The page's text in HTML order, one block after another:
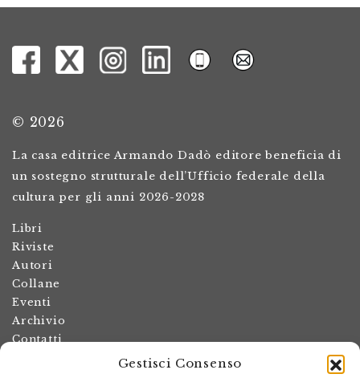
Gestisci Consenso
© 2026
La casa editrice Armando Dadò editore beneficia di
un sostegno strutturale dell’Ufficio federale della
cultura per gli anni 2026-2028
Libri
Riviste
Autori
Collane
Eventi
Archivio
Contatti
Termini e condizioni